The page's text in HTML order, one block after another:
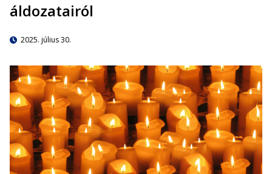
áldozatairól
2025. július 30.